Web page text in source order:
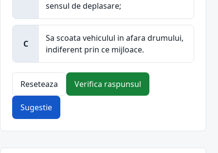
sensul de deplasare;
C
Sa scoata vehiculul in afara drumului,
indiferent prin ce mijloace.
Reseteaza Verifica raspunsul
Sugestie